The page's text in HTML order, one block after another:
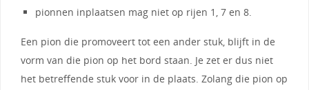
pionnen inplaatsen mag niet op rijen 1, 7 en 8.
Een pion die promoveert tot een ander stuk, blijft in de
vorm van die pion op het bord staan. Je zet er dus niet
het betreffende stuk voor in de plaats. Zolang die pion op